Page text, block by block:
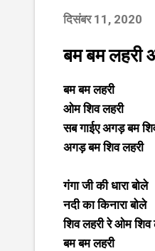
दिसंबर 11, 2020
बम बम लहरी
बम बम लहरी
ओम शिव लहरी
सब गाईए अगड़ बम
अगड़ बम शिव लहरी
गंगा जी की धारा बोले
नदी का किनारा बोले
शिव लहरी रे ओम शिव
बम बम लहरी